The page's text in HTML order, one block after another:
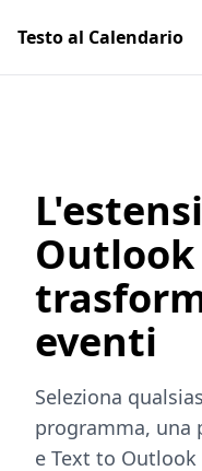
Testo al Calendario
Outlook
eventi
Seleziona
programma, una
e Text to Outlook